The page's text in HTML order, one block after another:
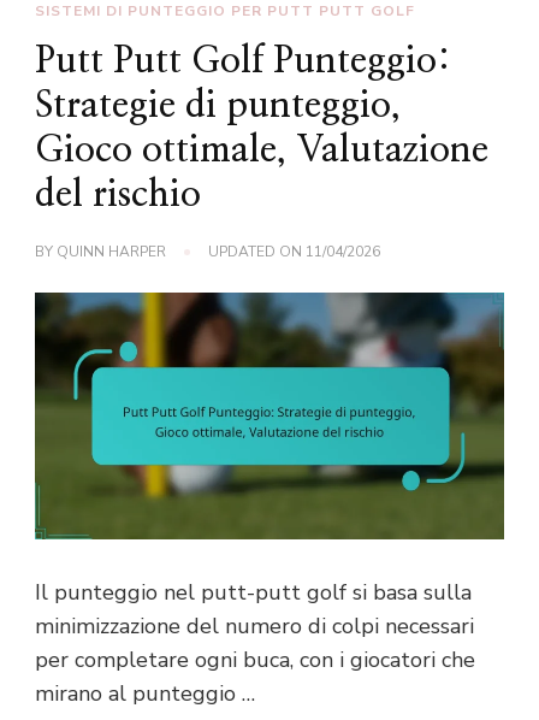
SISTEMI DI PUNTEGGIO PER PUTT PUTT GOLF
Putt Putt Golf Punteggio:
Strategie di punteggio,
Gioco ottimale, Valutazione
del rischio
BY QUINN HARPER UPDATED ON 11/04/2026
Il punteggio nel putt-putt golf si basa sulla
minimizzazione del numero di colpi necessari
per completare ogni buca, con i giocatori che
mirano al punteggio …